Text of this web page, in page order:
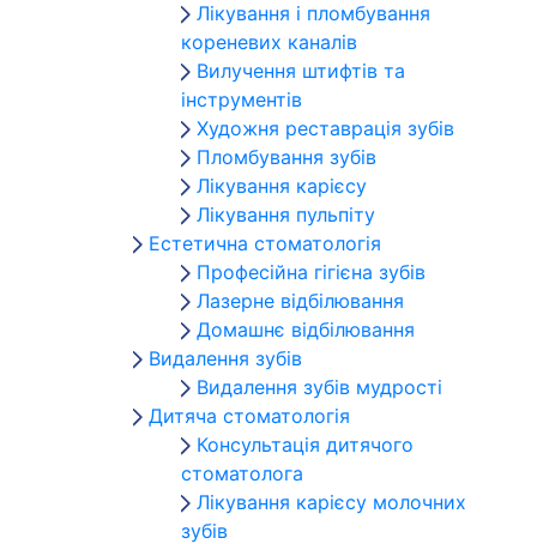
Лікування і пломбування
кореневих каналів
Вилучення штифтів та
інструментів
Художня реставрація зубів
Пломбування зубів
Лікування карієсу
Лікування пульпіту
Естетична стоматологія
Професійна гігієна зубів
Лазерне відбілювання
Домашнє відбілювання
Видалення зубів
Видалення зубів мудрості
Дитяча стоматологія
Консультація дитячого
стоматолога
Лікування карієсу молочних
зубів